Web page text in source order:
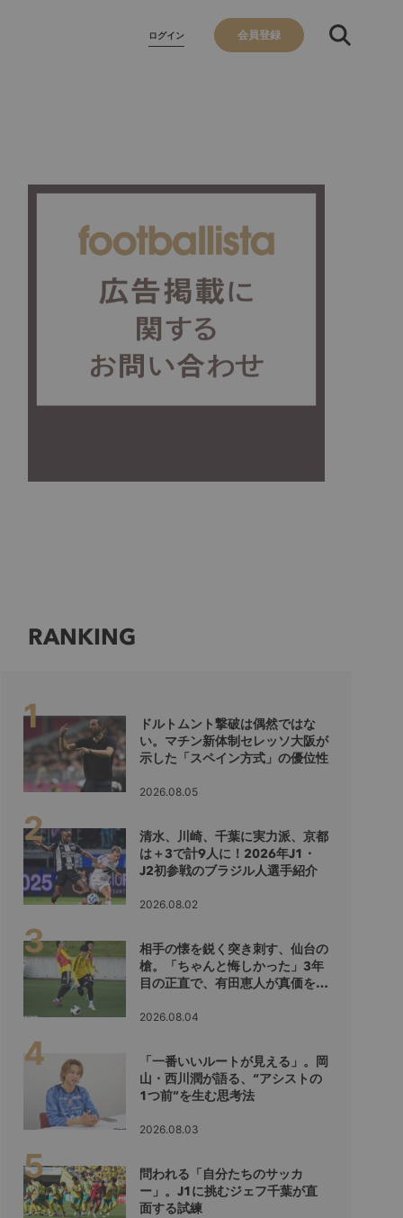
ログイン 会員登録
RANKING
ドルトムント撃破は偶然ではな
い。マチン新体制セレッソ大阪が
示した「スペイン方式」の優位性
2026.08.05
清水、川崎、千葉に実力派、京都
は＋3で計9人に！2026年J1・
J2初参戦のブラジル人選手紹介
2026.08.02
相手の懐を鋭く突き刺す、仙台の
槍。「ちゃんと悔しかった」3年
目の正直で、有田恵人が真価を示
2026.08.04
「一番いいルートが見える」。岡
山・西川潤が語る、“アシストの
1つ前”を生む思考法
2026.08.03
問われる「自分たちのサッカ
ー」。J1に挑むジェフ千葉が直
面する試練